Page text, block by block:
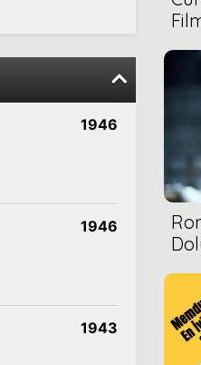
1946
1946
1943